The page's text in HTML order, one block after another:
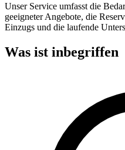
Unser Service umfasst die
geeigneter Angebote, die
Einzugs und die laufende
Was ist inbegriffen